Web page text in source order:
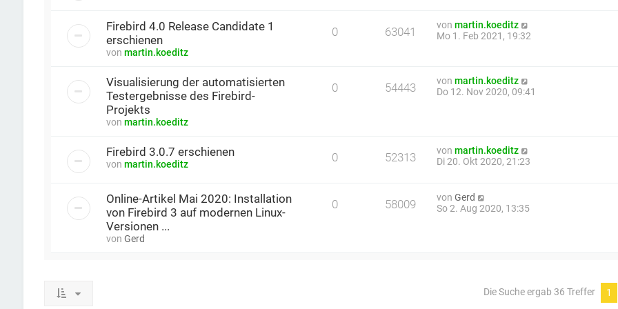
Firebird 4.0 Release Candidate 1
erschienen
von martin.koeditz
0 63041 vonmartin.koeditz
Mo 1. Feb 2021, 19:32
Visualisierung der automatisierten
Testergebnisse des Firebird-
Projekts
von martin.koeditz
0 54443 vonmartin.koeditz
Do 12. Nov 2020, 09:41
Firebird 3.0.7 erschienen
von martin.koeditz 0 52313 vonmartin.koeditz
Di 20. Okt 2020, 21:23
Online-Artikel Mai 2020: Installation
von Firebird 3 auf modernen Linux-
Versionen ...
von Gerd
0 58009 vonGerd
So 2. Aug 2020, 13:35
Die Suche ergab 36 Treffer 1